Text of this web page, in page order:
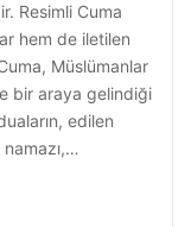
Resimli Cuma
hem de iletilen
Müslümanlar
bir araya gelindiği
edilen
namazı,…